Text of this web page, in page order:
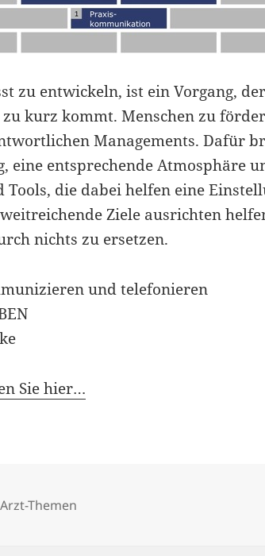
zu entwickeln, ist ein Vorgang,
kurz kommt. Menschen zu
Managements. Dafür
eine entsprechende Atmosphäre
Tools, die dabei helfen eine
Ziele ausrichten
nichts zu ersetzen.
und telefonieren
Sie hier…
Kategorien
Arzt-Themen